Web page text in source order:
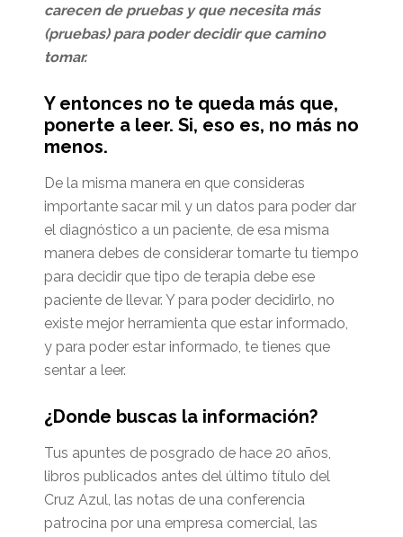
carecen de pruebas y que necesita más
(pruebas) para poder decidir que camino
tomar.
Y entonces no te queda más que,
ponerte a leer. Si, eso es, no más no
menos.
De la misma manera en que consideras
importante sacar mil y un datos para poder dar
el diagnóstico a un paciente, de esa misma
manera debes de considerar tomarte tu tiempo
para decidir que tipo de terapia debe ese
paciente de llevar. Y para poder decidirlo, no
existe mejor herramienta que estar informado,
y para poder estar informado, te tienes que
sentar a leer.
¿Donde buscas la información?
Tus apuntes de posgrado de hace 20 años,
libros publicados antes del último título del
Cruz Azul, las notas de una conferencia
patrocina por una empresa comercial, las